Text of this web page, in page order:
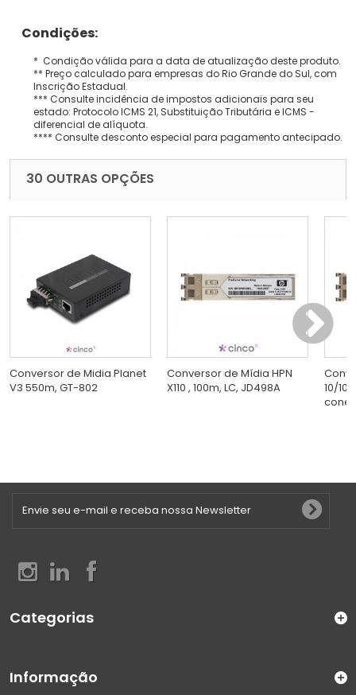
Condições:
* Condição válida para a data de atualização deste produto.
** Preço calculado para empresas do Rio Grande do Sul, com
Inscrição Estadual.
*** Consulte incidência de impostos adicionais para seu
estado: Protocolo ICMS 21, Substituição Tributária e ICMS -
diferencial de alíquota.
**** Consulte desconto especial para pagamento antecipado.
30 OUTRAS OPÇÕES
Conversor de Midia Planet
V3 550m, GT-802
Conversor de Mídia HPN
X110 , 100m, LC, JD498A
10/
Categorias
Informação